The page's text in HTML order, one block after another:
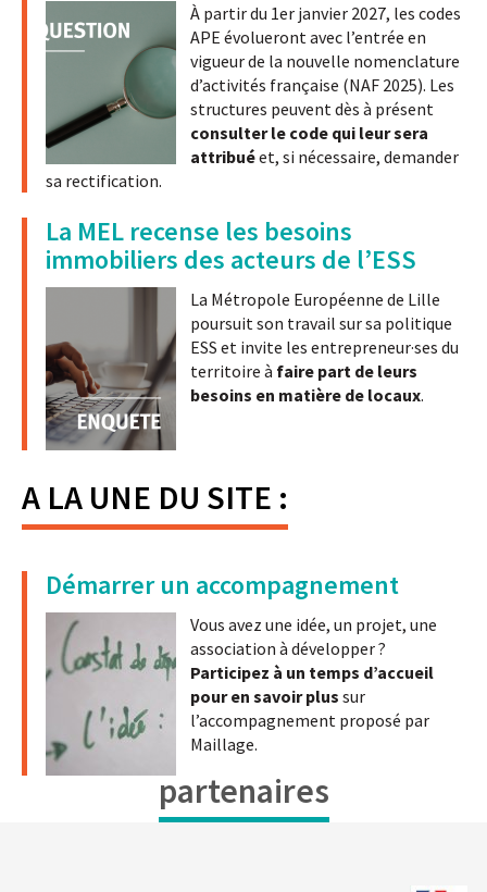
À partir du 1er janvier 2027, les codes
APE évolueront avec l’entrée en
vigueur de la nouvelle nomenclature
d’activités française (NAF 2025). Les
structures peuvent dès à présent
consulter le code qui leur sera
attribuéet, si nécessaire, demander
sa rectification.
La MEL recense les besoins
immobiliers des acteurs de l’ESS
La Métropole Européenne de Lille
poursuit son travail sur sa politique
ESS et invite les entrepreneur·ses du
territoire à faire part de leurs
besoins en matière de locaux.
A LA UNE DU SITE :
Démarrer un accompagnement
Vous avez une idée, un projet, une
association à développer ?
Participez à un temps d’accueil
pour en savoir plus sur
l’accompagnement proposé par
Maillage.
partenaires